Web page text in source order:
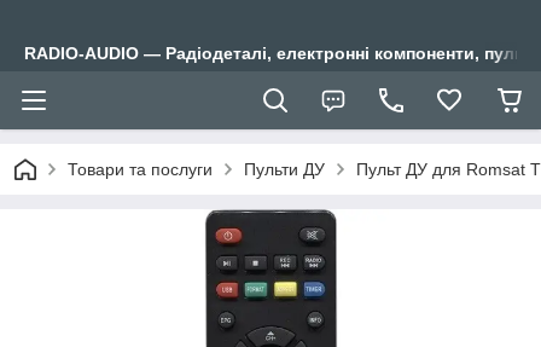
RADIO-AUDIO — Радіодеталі, електронні компоненти,
Товари та послуги Пульти ДУ Пульт ДУ для Romsat